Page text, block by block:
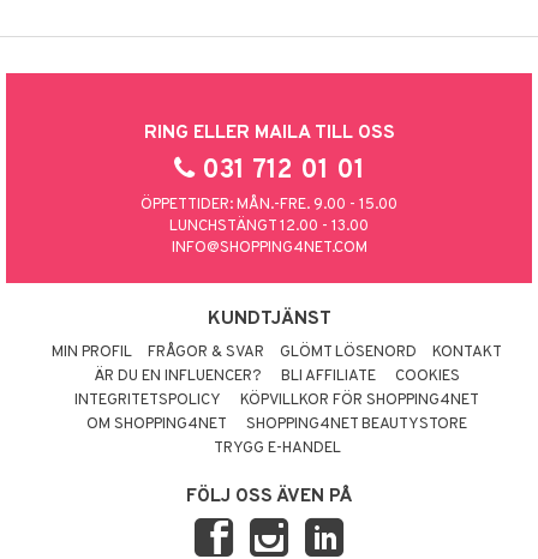
RING ELLER MAILA TILL OSS
031 712 01 01
ÖPPETTIDER: MÅN.-FRE. 9.00 - 15.00
LUNCHSTÄNGT 12.00 - 13.00
INFO@SHOPPING4NET.COM
KUNDTJÄNST
MIN PROFIL FRÅGOR & SVAR GLÖMT LÖSENORD
KONTAKT
ÄR DU EN INFLUENCER?
BLI AFFILIATE
COOKIES
INTEGRITETSPOLICY
KÖPVILLKOR FÖR SHOPPING4NET
OM SHOPPING4NET
SHOPPING4NET BEAUTYSTORE
TRYGG E-HANDEL
FÖLJ OSS ÄVEN PÅ